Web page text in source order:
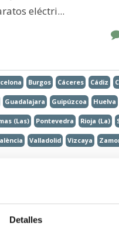
Detalles
eléctri...
Burgos Cáceres Cádiz
Guadalajara Guipúzcoa Huelva
(Las) Pontevedra Rioja (La)
Valladolid Vizcaya